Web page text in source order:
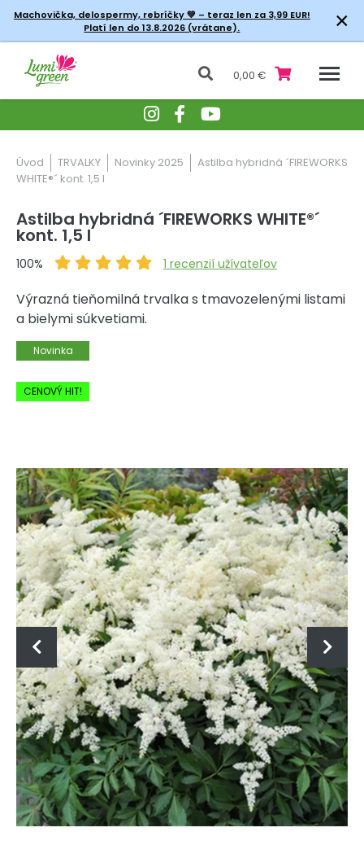
Machovička, delospermy, rebríčky💚 – teraz len za 3,99 EUR!
Platí len do 13.8.2026 (vrátane).
×
0,00 €
Úvod TRVALKY Novinky 2025
Astilba hybridná ´FIREWORKS
WHITE®´ kont. 1,5 l
Astilba hybridná ´FIREWORKS WHITE®´
kont. 1,5 l
100% 1 recenzií užívateľov
Výrazná tieňomilná trvalka s tmavozelenými listami
a bielymi súkvetiami.
Novinka
CENOVÝ HIT!